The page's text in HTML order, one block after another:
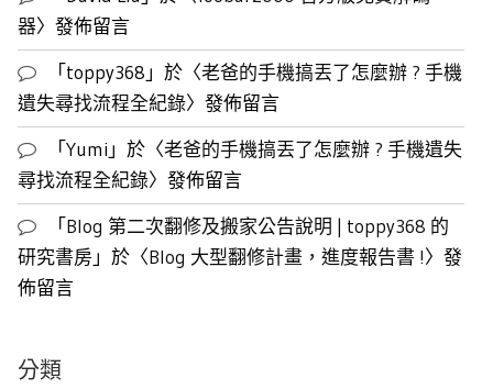
器〉發佈留言
「toppy368 」於〈老爸的手機搞丟了怎麼辦 ? 手機
遺失尋找流程全紀錄〉發佈留言
「Yumi 」於〈老爸的手機搞丟了怎麼辦 ? 手機遺失
尋找流程全紀錄〉發佈留言
「Blog 第二次翻修及搬家公告說明 | toppy368 的
研究書房」於〈Blog 大型翻修計畫，進度報告書 !〉發
佈留言
分類